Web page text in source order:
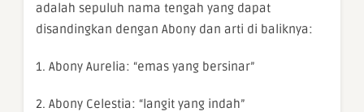
adalah sepuluh nama tengah yang dapat
disandingkan dengan Abony dan arti di baliknya:
1. Abony Aurelia: “emas yang bersinar”
2. Abony Celestia: “langit yang indah”